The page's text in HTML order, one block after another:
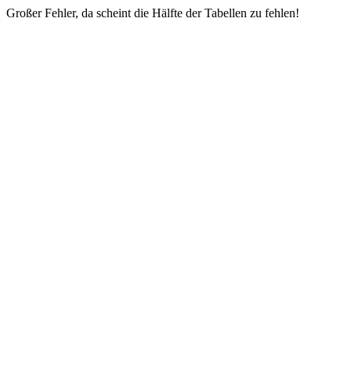
Großer Fehler, da scheint die Hälfte der Tabellen zu fehlen!